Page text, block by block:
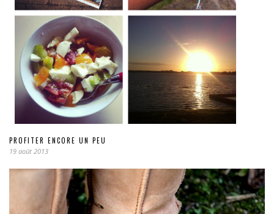
PROFITER ENCORE UN PEU
19 août 2013